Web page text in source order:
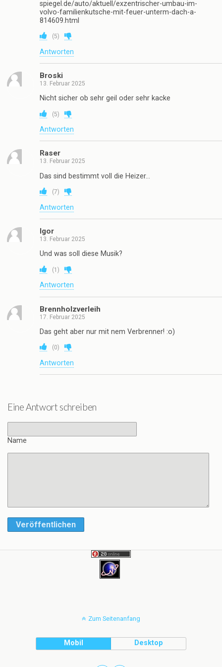
spiegel.de/auto/aktuell/exzentrischer-umbau-im-
volvo-familienkutsche-mit-feuer-unterm-dach-a-
814609.html
(5)
Antworten
Broski
13. Februar 2025
Nicht sicher ob sehr geil oder sehr kacke
(5)
Antworten
Raser
13. Februar 2025
Das sind bestimmt voll die Heizer…
(7)
Antworten
Igor
13. Februar 2025
Und was soll diese Musik?
(1 )
Antworten
Brennholzverleih
17. Februar 2025
Das geht aber nur mit nem Verbrenner! :o)
(0)
Antworten
Eine Antwort schreiben
Name
Veröffentlichen
Zum Seitenanfang
Mobil Desktop